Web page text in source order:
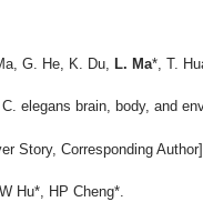
G. He, K. Du, L. Ma*, T.
elegans brain, body, and
Story, Corresponding
Hu*, HP Cheng*.